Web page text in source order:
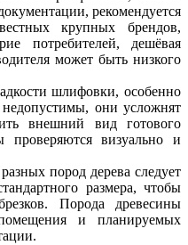
рекомендуется
крупных брендов,
потребителей, дешёвая
может быть низкого
шлифовки, особенно
недопустимы, они усложнят
внешний вид готового
проверяются визуально и
пород дерева следует
размера, чтобы
Порода древесины
и планируемых